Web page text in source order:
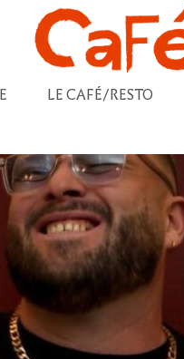
LE CAFÉ/RESTO